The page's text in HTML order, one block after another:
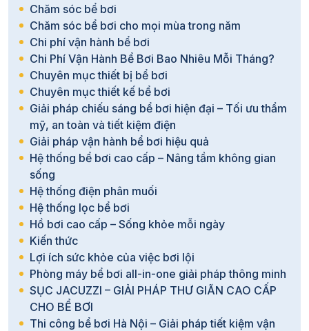
Chăm sóc bể bơi
Chăm sóc bể bơi cho mọi mùa trong năm
Chi phí vận hành bể bơi
Chi Phí Vận Hành Bể Bơi Bao Nhiêu Mỗi Tháng?
Chuyên mục thiết bị bể bơi
Chuyên mục thiết kế bể bơi
Giải pháp chiếu sáng bể bơi hiện đại – Tối ưu thẩm
mỹ, an toàn và tiết kiệm điện
Giải pháp vận hành bể bơi hiệu quả
Hệ thống bể bơi cao cấp – Nâng tầm không gian
sống
Hệ thống điện phân muối
Hệ thống lọc bể bơi
Hồ bơi cao cấp – Sống khỏe mỗi ngày
Kiến thức
Lợi ích sức khỏe của việc bơi lội
Phòng máy bể bơi all-in-one giải pháp thông minh
SỤC JACUZZI – GIẢI PHÁP THƯ GIÃN CAO CẤP
CHO BỂ BƠI
Thi công bể bơi Hà Nội – Giải pháp tiết kiệm vận